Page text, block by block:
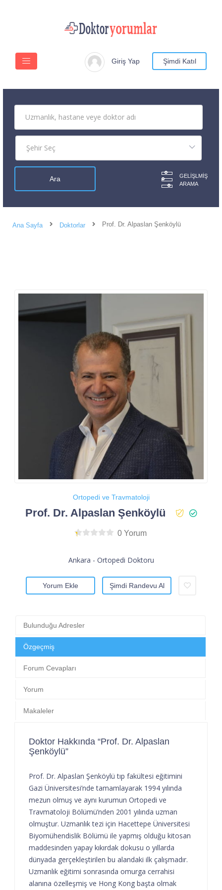
Giriş Yap Şimdi Katıl
GELIŞLMIŞ
ARAMA
Ana Sayfa Doktorlar Prof. Dr. Alpaslan Şenköylü
Ortopedi ve Travmatoloji
Prof. Dr. Alpaslan Şenköylü
0 Yorum
Ankara - Ortopedi Doktoru
Yorum Ekle Şimdi Randevu Al
Bulunduğu Adresler
Özgeçmiş
Forum Cevapları
Yorum
Makaleler
Doktor Hakkında “Prof. Dr. Alpaslan
Şenköylü”
Prof. Dr. Alpaslan Şenköylü tıp fakültesi eğitimini
Gazi Üniversitesi’nde tamamlayarak 1994 yılında
mezun olmuş ve aynı kurumun Ortopedi ve
Travmatoloji Bölümü’nden 2001 yılında uzman
olmuştur. Uzmanlık tezi için Hacettepe Üniversitesi
Biyomühendislik Bölümü ile yapmış olduğu kitosan
maddesinden yapay kıkırdak dokusu o yıllarda
dünyada gerçekleştirilen bu alandaki ilk çalışmadır.
Uzmanlık eğitimi sonrasında omurga cerrahisi
alanına özelleşmiş ve Hong Kong başta olmak